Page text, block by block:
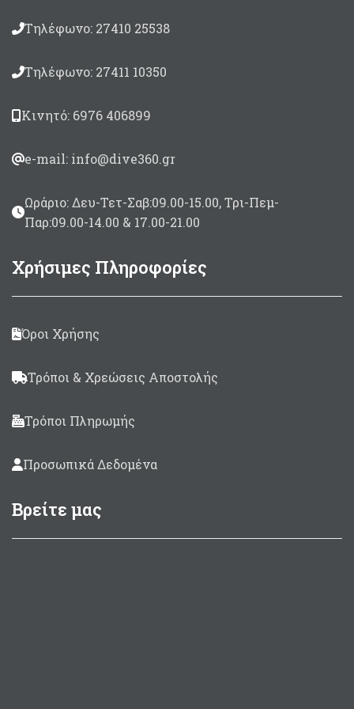
Τηλέφωνο: 27410 25538
Τηλέφωνο: 27411 10350
Κινητό: 6976 406899
e-mail: info@dive360.gr
Ωράριο: Δευ-Τετ-Σαβ:09.00-15.00, Τρι-Πεμ-
Παρ:09.00-14.00 & 17.00-21.00
Χρήσιμες Πληροφορίες
Όροι Χρήσης
Τρόποι & Χρεώσεις Αποστολής
Τρόποι Πληρωμής
Προσωπικά Δεδομένα
Βρείτε μας